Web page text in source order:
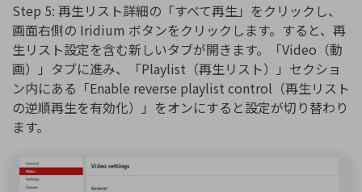
Step 5: 再生リスト詳細の「すべて再生」をクリックし、
画面右側の Iridium ボタンをクリックします。すると、再
生リスト設定を含む新しいタブが開きます。「Video（動
画）」タブに進み、「Playlist（再生リスト）」セクショ
ン内にある「Enable reverse playlist control（再生リスト
の逆順再生を有効化）」をオンにすると設定が切り替わり
ます。